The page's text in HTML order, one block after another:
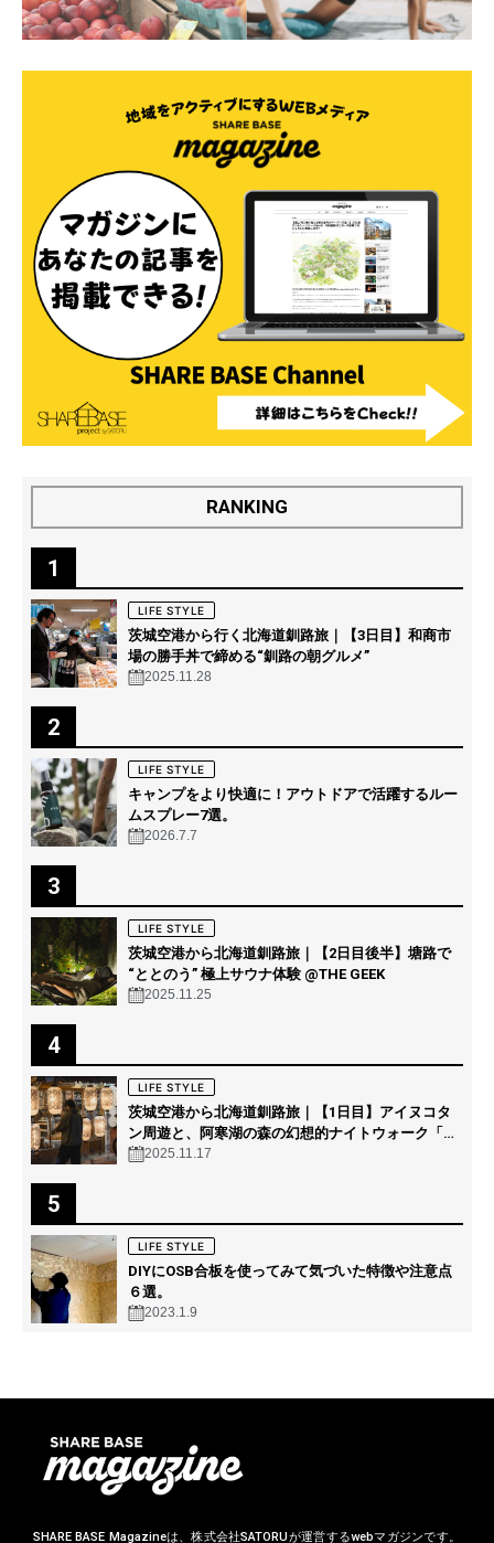
RANKING
1
LIFE STYLE
茨城空港から行く北海道釧路旅｜【3日目】和商市
場の勝手丼で締める“釧路の朝グルメ”
2025.11.28
2
LIFE STYLE
キャンプをより快適に！アウトドアで活躍するルー
ムスプレー7選。
2026.7.7
3
LIFE STYLE
茨城空港から北海道釧路旅｜【2日目後半】塘路で
“ととのう” 極上サウナ体験 @THE GEEK
2025.11.25
4
LIFE STYLE
茨城空港から北海道釧路旅｜【1日目】アイヌコタ
ン周遊と、阿寒湖の森の幻想的ナイトウォーク「カ
ムイルミナ」を体験！
2025.11.17
5
LIFE STYLE
DIYにOSB合板を使ってみて気づいた特徴や注意点
６選。
2023.1.9
SHARE BASE Magazineは、株式会社SATORUが運営するwebマガジンです。